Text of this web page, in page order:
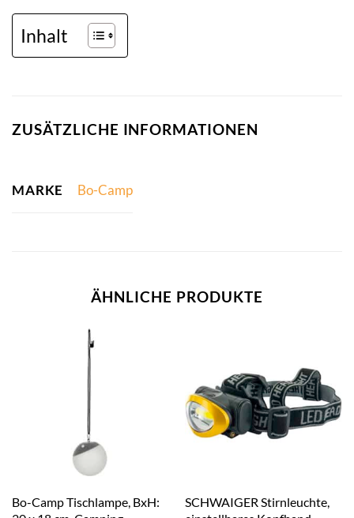
Inhalt
ZUSÄTZLICHE INFORMATIONEN
MARKE Bo-Camp
ÄHNLICHE PRODUKTE
Bo-Camp Tischlampe, BxH:
SCHWAIGER Stirnleuchte,